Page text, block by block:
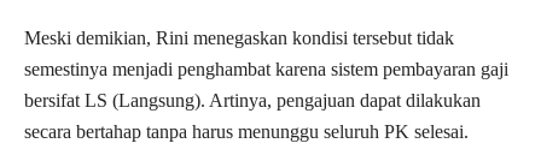
Meski demikian, Rini menegaskan kondisi tersebut tidak
semestinya menjadi penghambat karena sistem pembayaran gaji
bersifat LS (Langsung). Artinya, pengajuan dapat dilakukan
secara bertahap tanpa harus menunggu seluruh PK selesai.